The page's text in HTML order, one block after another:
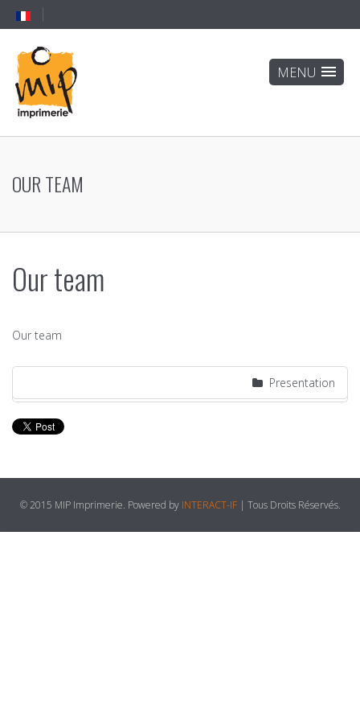
OUR TEAM
Our team
Our team
Presentation
© 2015 MIP Imprimerie. Powered by INTERACT-IF| Tous Droits Réservés.